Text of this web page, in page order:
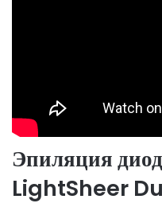
Эпиляция
LightSheer